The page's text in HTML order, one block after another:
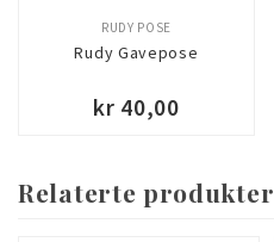
Rudy Gavepose
RUDY POSE
kr 40,00
Relaterte produkter